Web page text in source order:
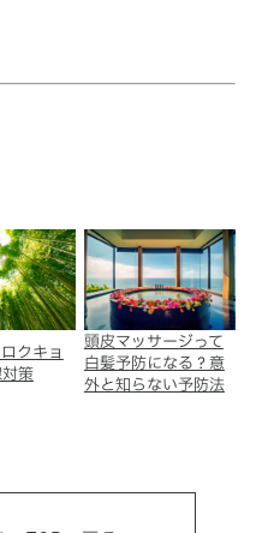
クキョ
策
頭皮マッサージって
白髪予防になる？意
外と知らない予防法